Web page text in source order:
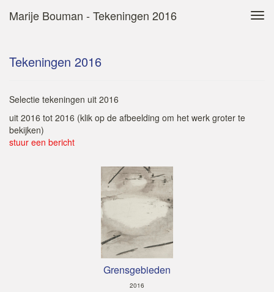
Marije Bouman - Tekeningen 2016
Tekeningen 2016
Selectie tekeningen uit 2016
uit 2016 tot 2016 (klik op de afbeelding om het werk groter te
bekijken)
stuur een bericht
Grensgebieden
2016